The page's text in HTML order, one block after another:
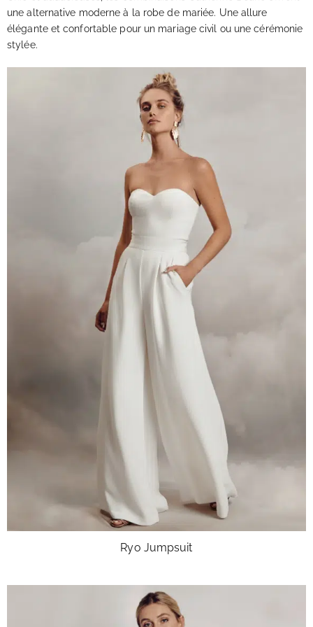
une alternative moderne à la robe de mariée. Une allure
élégante et confortable pour un mariage civil ou une cérémonie
stylée.
Ryo Jumpsuit